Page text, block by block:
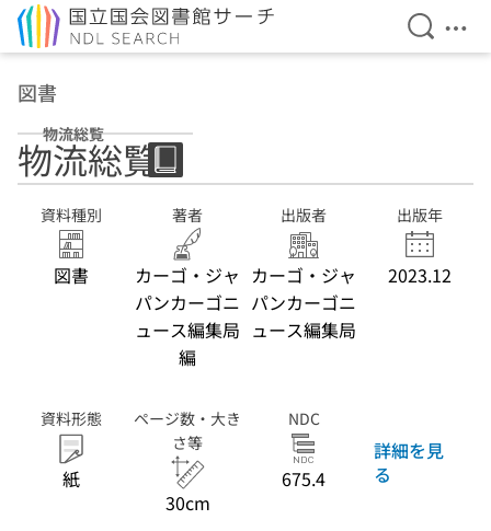
検索を
メ
図書
物流総覧
物流総覧
資料種別
図書
著者
カーゴ・ジャ
パンカーゴニ
ュース編集局
編
出版者
カーゴ・ジャ
パンカーゴニ
ュース編集局
出版年
2023.12
資料形態
紙
ページ数・大き
さ等
30cm
NDC
675.4
詳細を見
る